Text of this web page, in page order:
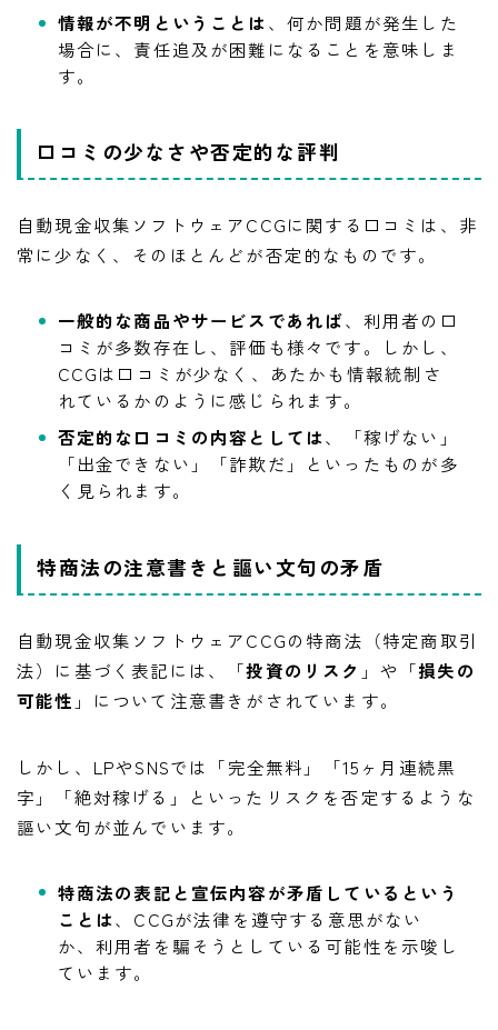
情報が不明ということは、何か問題が発生した
場合に、責任追及が困難になることを意味しま
す。
口コミの少なさや否定的な評判
自動現金収集ソフトウェアCCGに関する口コミは、非
常に少なく、そのほとんどが否定的なものです。
一般的な商品やサービスであれば、利用者の口
コミが多数存在し、評価も様々です。しかし、
CCGは口コミが少なく、あたかも情報統制さ
れているかのように感じられます。
否定的な口コミの内容としては、「稼げない」
「出金できない」「詐欺だ」といったものが多
く見られます。
特商法の注意書きと謳い文句の矛盾
自動現金収集ソフトウェアCCGの特商法（特定商取引
法）に基づく表記には、「投資のリスク 」や「損失の
可能性 」について注意書きがされています。
しかし、LPやSNSでは「完全無料」「15ヶ月連続黒
字」「絶対稼げる」といったリスクを否定するような
謳い文句が並んでいます。
特商法の表記と宣伝内容が矛盾しているという
ことは、CCGが法律を遵守する意思がない
か、利用者を騙そうとしている可能性を示唆し
ています。